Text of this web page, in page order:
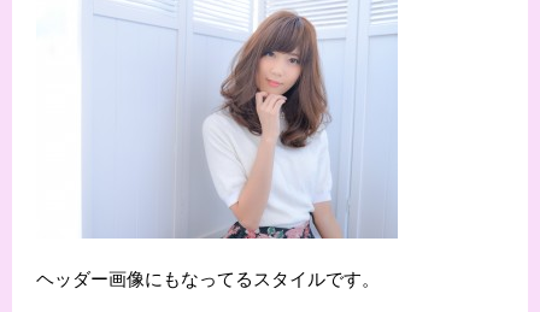
ヘッダー画像にもなってるスタイルです。